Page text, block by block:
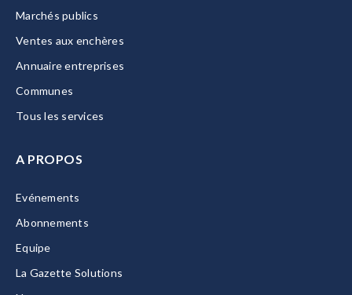
Marchés publics
Ventes aux enchères
Annuaire entreprises
Communes
Tous les services
A PROPOS
Evénements
Abonnements
Equipe
La Gazette Solutions